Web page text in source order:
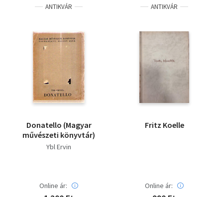
ANTIKVÁR
Donatello (Magyar
művészeti könyvtár)
Ybl Ervin
Online ár:
ANTIKVÁR
Fritz Koelle
Online ár: